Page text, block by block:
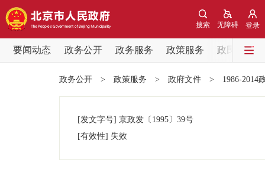
登录
无障碍
搜索
要闻动态 政务公开 政务服务 政策服务
政民互动
党中央精神
政务公开 > 政策服务 > 政府文件 > 1986-2014
[发文字号] 京政发 〔1995〕 39号
[有效性] 失效